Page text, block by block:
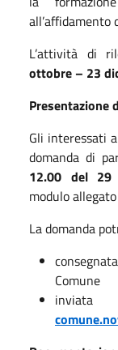
all’affidamento
L’attività di
ottobre – 23
Presentazione
Gli interessati
domanda di
12.00 del 29
modulo
La domanda
Comune
inviata